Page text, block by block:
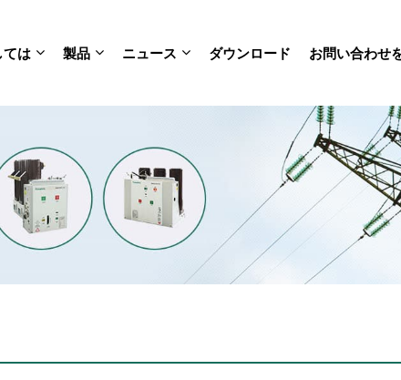
は 製品 ニュース ダウンロード お問い合わせ